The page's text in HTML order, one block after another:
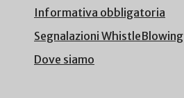
Informativa obbligatoria
Segnalazioni WhistleBlowing
Dove siamo